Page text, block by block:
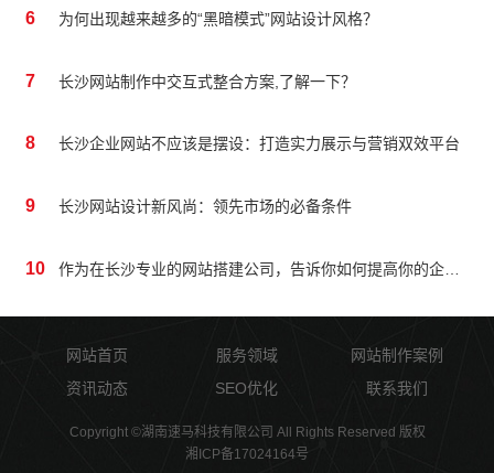
6 为何出现越来越多的“黑暗模式”网站设计风格？
7 长沙网站制作中交互式整合方案,了解一下？
8 长沙企业网站不应该是摆设：打造实力展示与营销双效平台
9 长沙网站设计新风尚：领先市场的必备条件
10
网站首页 服务领域
网站制作案例
资讯动态
SEO优化 联系我们
Copyright ©湖南速马科技有限公司 All Rights Reserved 版权
湘ICP备17024164号